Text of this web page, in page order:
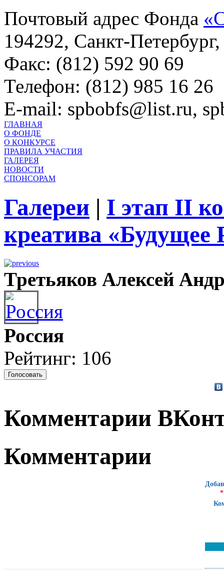
Почтовый адрес Фонда
194292, Санкт-
Факс: (812) 592 90 69
Телефон: (812) 985 16 26
E-mail: spbobfs@list.ru,
ГЛАВНАЯ
О ФОНДЕ
О КОНКУРСЕ
ПРАВИЛА УЧАСТИЯ
ГАЛЕРЕЯ
НОВОСТИ
СПОНСОРАМ
Галереи | I этап II
креатива «Будущее
Третьяков Алексей
Россия
Рейтинг: 106
Комментарии
Комментарии
*